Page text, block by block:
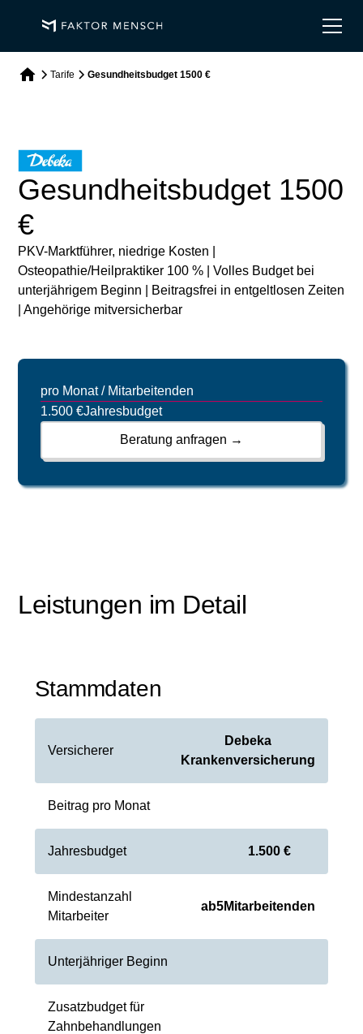
Tarife Gesundheitsbudget 1500 €
Gesundheitsbudget 1500
€
PKV-Marktführer, niedrige Kosten |
Osteopathie/Heilpraktiker 100 % | Volles Budget bei
unterjährigem Beginn | Beitragsfrei in entgeltlosen Zeiten
| Angehörige mitversicherbar
pro Monat / Mitarbeitenden
1.500 €Jahresbudget
Beratung anfragen →
Leistungen im Detail
Stammdaten
Versicherer
Debeka
Krankenversicherung
Beitrag pro Monat
Jahresbudget 1.500 €
Mindestanzahl
Mitarbeiter
ab5Mitarbeitenden
Unterjähriger Beginn
Zusatzbudget für
Zahnbehandlungen